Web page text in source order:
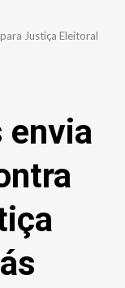
Justiça Eleitoral
envia